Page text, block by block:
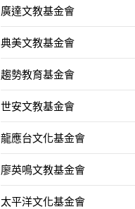
廣達文教基金會
典美文教基金會
趨勢教育基金會
世安文教基金會
龍應台文化基金會
廖英鳴文教基金會
太平洋文化基金會